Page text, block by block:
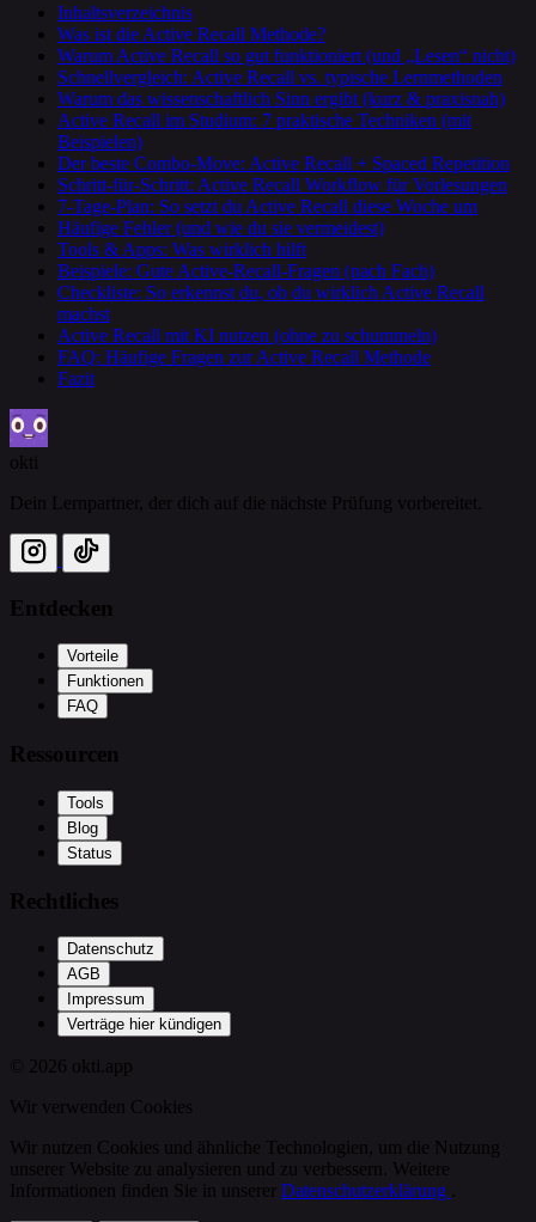
Inhaltsverzeichnis
Was ist die Active Recall Methode?
Warum Active Recall so gut funktioniert (und „Lesen“ nicht)
Schnellvergleich: Active Recall vs. typische Lernmethoden
Warum das wissenschaftlich Sinn ergibt (kurz & praxisnah)
Active Recall im Studium: 7 praktische Techniken (mit
Beispielen)
Der beste Combo-Move: Active Recall + Spaced Repetition
Schritt-für-Schritt: Active Recall Workflow für Vorlesungen
7‑Tage-Plan: So setzt du Active Recall diese Woche um
Häufige Fehler (und wie du sie vermeidest)
Tools & Apps: Was wirklich hilft
Beispiele: Gute Active-Recall-Fragen (nach Fach)
Checkliste: So erkennst du, ob du wirklich Active Recall
machst
Active Recall mit KI nutzen (ohne zu schummeln)
FAQ: Häufige Fragen zur Active Recall Methode
Fazit
okti
Dein Lernpartner, der dich auf die nächste Prüfung vorbereitet.
Entdecken
Vorteile
Funktionen
FAQ
Ressourcen
Tools
Blog
Status
Rechtliches
Datenschutz
AGB
Impressum
Verträge hier kündigen
© 2026 okti.app
Wir verwenden Cookies
Wir nutzen Cookies und ähnliche Technologien, um die Nutzung
unserer Website zu analysieren und zu verbessern. Weitere
Informationen finden Sie in unserer Datenschutzerklärung